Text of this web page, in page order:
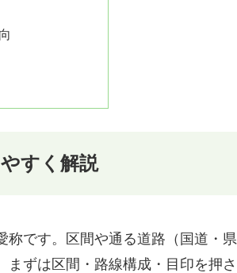
すく解説
称です。区間や通る道路（国道・県
ずは区間・路線構成・目印を押さ